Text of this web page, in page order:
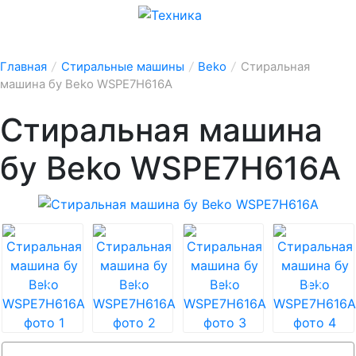
Главная / Стиральные машины / Beko / Стиральная
машина бу Beko WSPE7H616A
Стиральная машина
бу Beko WSPE7H616A